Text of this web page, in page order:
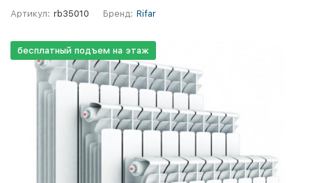
Артикул: rb35010 Бренд: Rifar
бесплатный подъем на этаж